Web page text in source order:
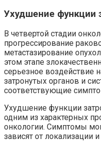
Ухудшение функции
В четвертой стадии
прогрессирование
метастазирование
этом этапе
серьезное воздействие
затронутых органов и
соответствующие
Ухудшение функции
одним из характерных
онкологии. Симптомы
зависят от локализации